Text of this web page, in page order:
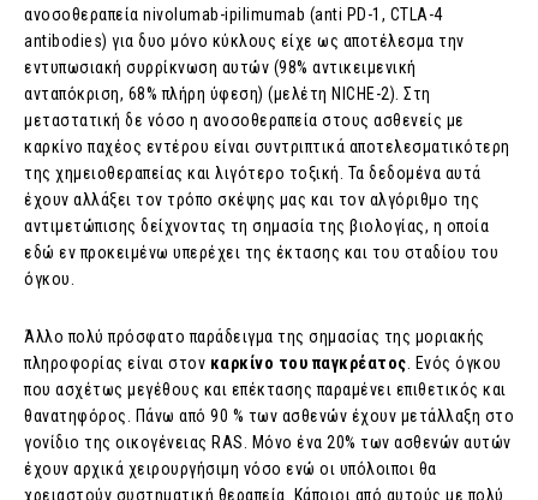
ανοσοθεραπεία nivolumab-ipilimumab (anti PD-1, CTLA-4
antibodies) για δυο μόνο κύκλους είχε ως αποτέλεσμα την
εντυπωσιακή συρρίκνωση αυτών (98% αντικειμενική
ανταπόκριση, 68% πλήρη ύφεση) (μελέτη NICHE-2). Στη
μεταστατική δε νόσο η ανοσοθεραπεία στους ασθενείς με
καρκίνο παχέος εντέρου είναι συντριπτικά αποτελεσματικότερη
της χημειοθεραπείας και λιγότερο τοξική. Τα δεδομένα αυτά
έχουν αλλάξει τον τρόπο σκέψης μας και τον αλγόριθμο της
αντιμετώπισης δείχνοντας τη σημασία της βιολογίας, η οποία
εδώ εν προκειμένω υπερέχει της έκτασης και του σταδίου του
όγκου.
Άλλο πολύ πρόσφατο παράδειγμα της σημασίας της μοριακής
πληροφορίας είναι στον καρκίνο του παγκρέατος. Ενός όγκου
που ασχέτως μεγέθους και επέκτασης παραμένει επιθετικός και
θανατηφόρος. Πάνω από 90 % των ασθενών έχουν μετάλλαξη στο
γονίδιο της οικογένειας RAS. Μόνο ένα 20% των ασθενών αυτών
έχουν αρχικά χειρουργήσιμη νόσο ενώ οι υπόλοιποι θα
χρειαστούν συστηματική θεραπεία. Κάποιοι από αυτούς με πολύ